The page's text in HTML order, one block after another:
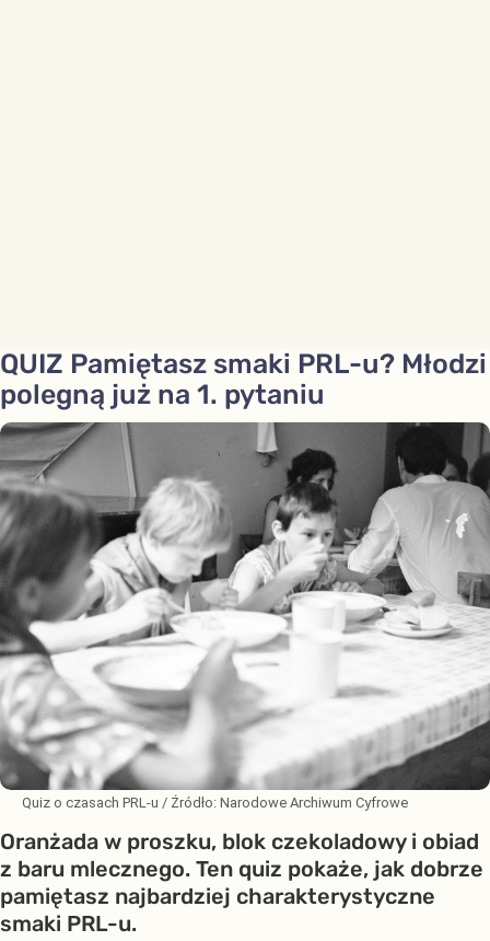
QUIZ Pamiętasz smaki PRL-u? Młodzi
polegną już na 1. pytaniu
Quiz o czasach PRL-u / Źródło: Narodowe Archiwum Cyfrowe
Oranżada w proszku, blok czekoladowy i obiad
z baru mlecznego. Ten quiz pokaże, jak dobrze
pamiętasz najbardziej charakterystyczne
smaki PRL-u.